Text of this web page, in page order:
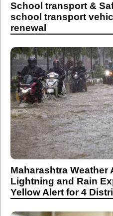
School transport &
school transport
renewal
Maharashtra
Lightning and Rain
Yellow Alert for 4